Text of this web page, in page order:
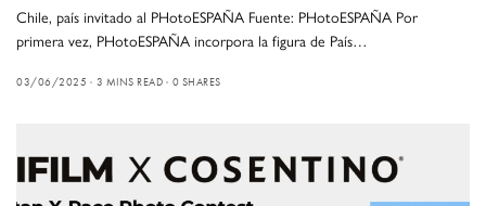
Chile, país invitado al PHotoESPAÑA Fuente: PHotoESPAÑA Por
primera vez, PHotoESPAÑA incorpora la figura de País…
03/06/2025 3 MINS READ 0 SHARES